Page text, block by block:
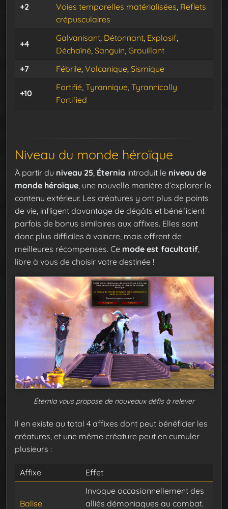
+2 Voies temporelles matérialisées Reflets
crépusculaires
+4
Galvanisant Détonnant Explosif
Déchaîné Sanguin Grouillant
+7
Fébrile Volcanique Sismique
+10
Fortifié Tyrannique Tyrannically
Fortified
Niveau du monde héroïque
À partir du niveau 25 Éternia introduit le niveau de
monde héroïque , une nouvelle manière d’explorer le
contenu extérieur. Les créatures y ont plus de points
de vie, infligent davantage de dégâts et bénéficient
parfois de bonus similaires aux affixes. Elles sont
donc plus difficiles à vaincre, mais offrent de
meilleures récompenses. Ce mode est facultatif
libre à vous de choisir votre destinée !
Éternia vous propose de nouveaux défis à relever
Il en existe au total 4 affixes dont peut bénéficier les
créatures, et une même créature peut en cumuler
plusieurs :
Affixe Effet
Balise
Invoque occasionnellement des
alliés démoniaques au combat.